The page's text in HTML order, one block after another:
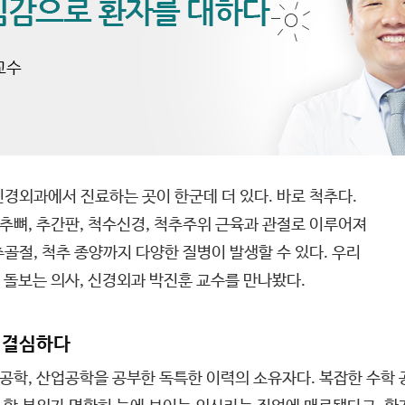
외과에서 진료하는 곳이 한군데 더 있다. 바로 척추다.
, 추간판, 척수신경, 척추주위 근육과 관절로 이루어져
절, 척추 종양까지 다양한 질병이 발생할 수 있다. 우리
보는 의사, 신경외과 박진훈 교수를 만나봤다.
심하다
학, 산업공학을 공부한 독특한 이력의 소유자다. 복잡한 수학